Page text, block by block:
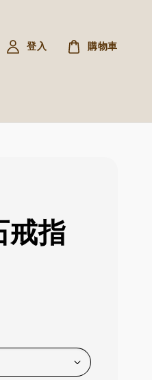
登入 購物車
戒指